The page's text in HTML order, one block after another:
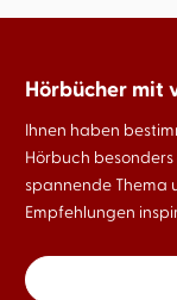
Hörbücher mit
Ihnen haben
Hörbuch
spannende Thema
Empfehlungen